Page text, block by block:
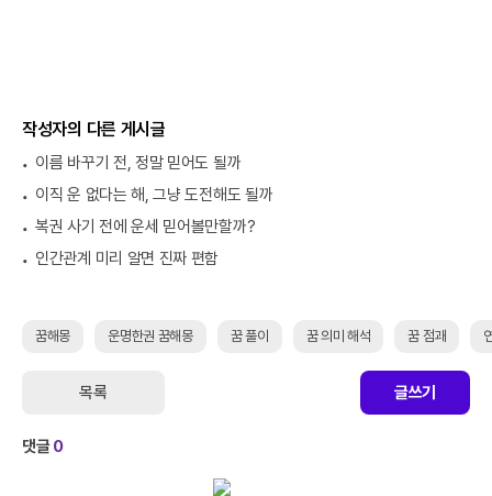
작성자의 다른 게시글
이름 바꾸기 전, 정말 믿어도 될까
이직 운 없다는 해, 그냥 도전해도 될까
복권 사기 전에 운세 믿어볼만할까?
인간관계 미리 알면 진짜 편함
꿈해몽 운명한권 꿈해몽 꿈 풀이 꿈 의미 해석 꿈 점괘
목록 글쓰기
댓글0